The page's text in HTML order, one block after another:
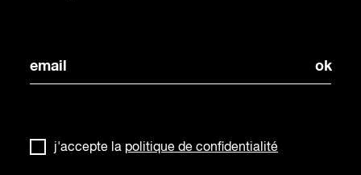
j'accepte la politique de confidentialité